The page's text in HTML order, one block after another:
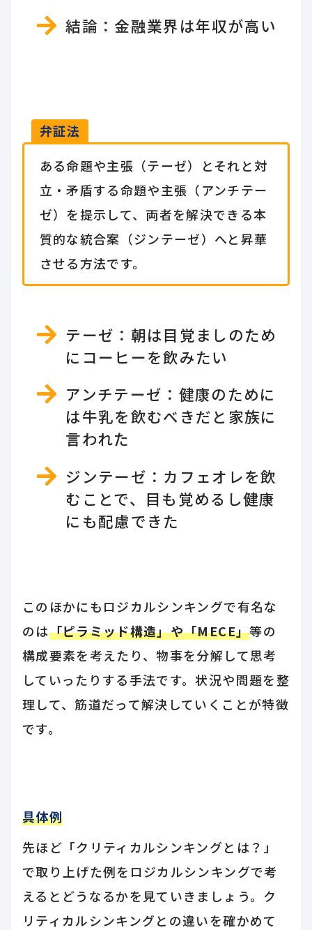
結論：金融業界は年収が高い
弁証法
ある命題や主張（テーゼ）とそれと対
立・矛盾する命題や主張（アンチテー
ゼ）を提示して、両者を解決できる本
質的な統合案（ジンテーゼ）へと昇華
させる方法です。
テーゼ：朝は目覚ましのため
にコーヒーを飲みたい
アンチテーゼ：健康のために
は牛乳を飲むべきだと家族に
言われた
ジンテーゼ：カフェオレを飲
むことで、目も覚めるし健康
にも配慮できた
このほかにもロジカルシンキングで有名な
のは「ピラミッド構造」や「MECE」等の
構成要素を考えたり、物事を分解して思考
していったりする手法です。状況や問題を整
理して、筋道だって解決していくことが特徴
です。
具体例
先ほど「クリティカルシンキングとは？」
で取り上げた例をロジカルシンキングで考
えるとどうなるかを見ていきましょう。ク
リティカルシンキングとの違いを確かめて